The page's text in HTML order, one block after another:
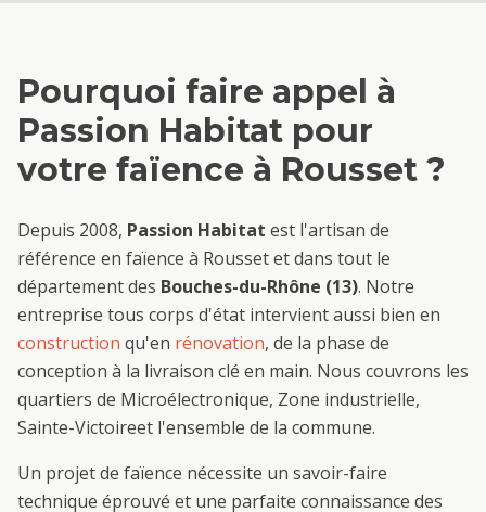
Pourquoi faire appel à
Passion Habitat pour
votre faïence à Rousset ?
Depuis 2008, Passion Habitat est l'artisan de
référence en faïence à Roussetet dans tout le
département des Bouches-du-Rhône (13). Notre
entreprise tous corps d'état intervient aussi bien en
construction qu'en rénovation, de la phase de
conception à la livraison clé en main. Nous couvrons les
quartiers de Microélectronique, Zone industrielle,
Sainte-Victoireet l'ensemble de la commune.
Un projet de faïence nécessite un savoir-faire
technique éprouvé et une parfaite connaissance des